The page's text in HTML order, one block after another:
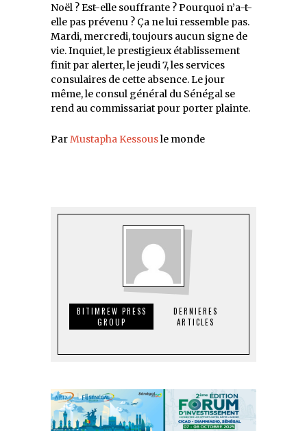
Noël ? Est-elle souffrante ? Pourquoi n’a-t-
elle pas prévenu ? Ça ne lui ressemble pas.
Mardi, mercredi, toujours aucun signe de
vie. Inquiet, le prestigieux établissement
finit par alerter, le jeudi 7, les services
consulaires de cette absence. Le jour
même, le consul général du Sénégal se
rend au commissariat pour porter plainte.
ParMustapha Kessousle monde
BITIMREW PRESS
GROUP
DERNIERES
ARTICLES